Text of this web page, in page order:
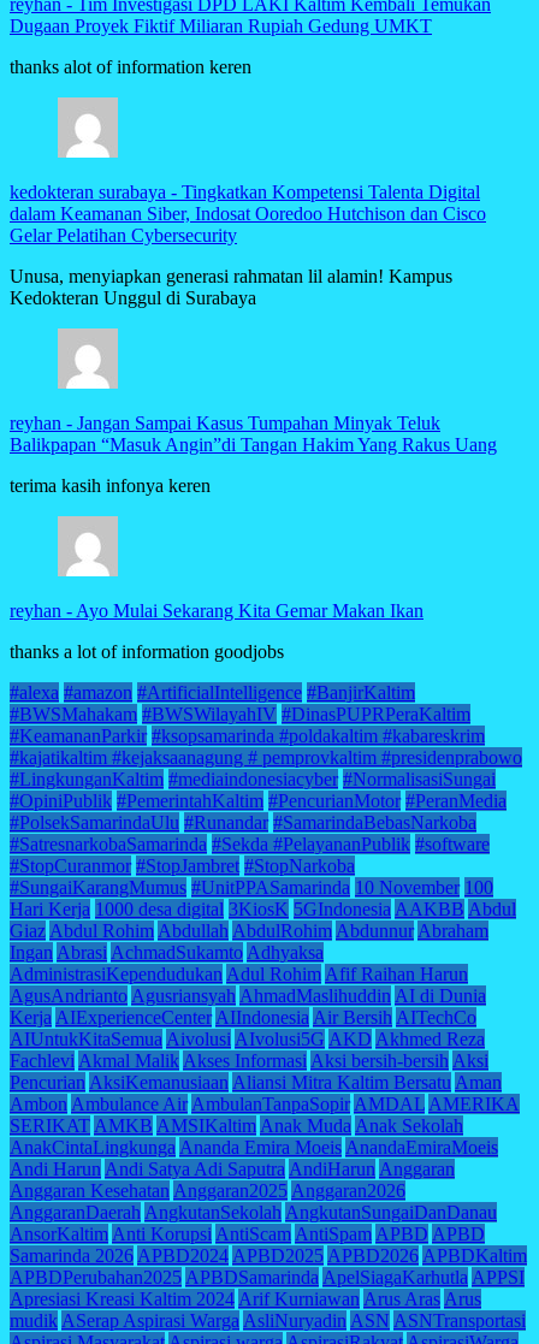
Dugaan Proyek Fiktif Miliaran Rupiah Gedung UMKT
thanks alot of information keren
kedokteran surabaya - Tingkatkan Kompetensi Talenta Digital
dalam Keamanan Siber, Indosat Ooredoo Hutchison dan Cisco
Gelar Pelatihan Cybersecurity
Unusa, menyiapkan generasi rahmatan lil alamin! Kampus
Kedokteran Unggul di Surabaya
reyhan - Jangan Sampai Kasus Tumpahan Minyak Teluk
Balikpapan “Masuk Angin”di Tangan Hakim Yang Rakus Uang
terima kasih infonya keren
reyhan - Ayo Mulai Sekarang Kita Gemar Makan Ikan
thanks a lot of information goodjobs
#alexa #amazon #ArtificialIntelligence #BanjirKaltim
#BWSMahakam #BWSWilayahIV #DinasPUPRPeraKaltim
#KeamananParkir #ksopsamarinda #poldakaltim #kabareskrim
#kajatikaltim #kejaksaanagung # pemprovkaltim #presidenprabowo
#LingkunganKaltim #mediaindonesiacyber #NormalisasiSungai
#OpiniPublik #PemerintahKaltim #PencurianMotor #PeranMedia
#PolsekSamarindaUlu #Runandar #SamarindaBebasNarkoba
#SatresnarkobaSamarinda #Sekda #PelayananPublik #software
#StopCuranmor #StopJambret #StopNarkoba
#SungaiKarangMumus #UnitPPASamarinda 10 November 100
Hari Kerja 1000 desa digital 3KiosK 5GIndonesia AAKBB Abdul
Giaz Abdul Rohim Abdullah AbdulRohim Abdunnur Abraham
Ingan Abrasi AchmadSukamto Adhyaksa
AdministrasiKependudukan Adul Rohim Afif Raihan Harun
AgusAndrianto Agusriansyah AhmadMaslihuddin AI di Dunia
Kerja AIExperienceCenter AIIndonesia Air Bersih AITechCo
AIUntukKitaSemua Aivolusi AIvolusi5G AKD Akhmed Reza
Fachlevi Akmal Malik Akses Informasi Aksi bersih-bersih Aksi
Pencurian AksiKemanusiaan Aliansi Mitra Kaltim Bersatu Aman
Ambon Ambulance Air AmbulanTanpaSopir AMDAL AMERIKA
SERIKAT AMKB AMSIKaltim Anak Muda Anak Sekolah
AnakCintaLingkunga Ananda Emira Moeis AnandaEmiraMoeis
Andi Harun Andi Satya Adi Saputra AndiHarun Anggaran
Anggaran Kesehatan Anggaran2025 Anggaran2026
AnggaranDaerah AngkutanSekolah AngkutanSungaiDanDanau
AnsorKaltim Anti Korupsi AntiScam AntiSpam APBD APBD
Samarinda 2026 APBD2024 APBD2025 APBD2026 APBDKaltim
APBDPerubahan2025 APBDSamarinda ApelSiagaKarhutla APPSI
Apresiasi Kreasi Kaltim 2024 Arif Kurniawan Arus Aras Arus
mudik ASerap Aspirasi Warga AsliNuryadin ASN ASNTransportasi